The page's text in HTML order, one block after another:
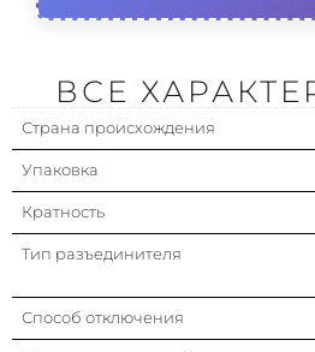
Номин. ток
ВСЕ
Страна происхождения
Упаковка
Кратность
Тип разъединителя
Способ отключения